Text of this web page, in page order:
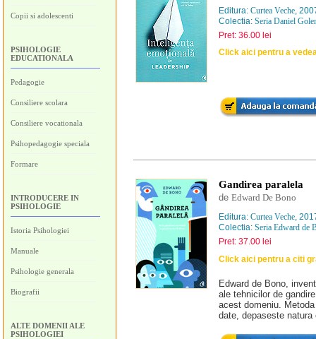
Copii si adolescenti
PSIHOLOGIE
EDUCATIONALA
Pedagogie
Consiliere scolara
Consiliere vocationala
Psihopedagogie speciala
Formare
INTRODUCERE IN
PSIHOLOGIE
Istoria Psihologiei
Manuale
Psihologie generala
Biografii
ALTE DOMENII ALE
PSIHOLOGIEI
Editura: Curtea Veche,
Colectia: Seria Daniel
Pret: 36.00 lei
Click aici pentru a
Gandirea paralela
de Edward De Bono
Editura: Curtea Veche,
Colectia: Seria Edward de
Pret: 37.00 lei
Click aici pentru a citi
Edward de Bono,
ale tehnicilor de
acest domeniu.
date, depaseste